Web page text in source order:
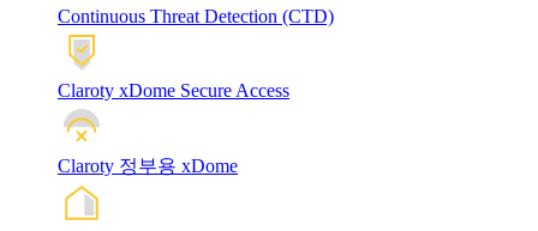
Continuous Threat Detection (CTD)
Claroty xDome Secure Access
Claroty 정부용 xDome